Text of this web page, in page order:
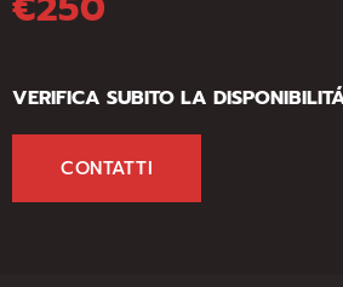
VERIFICA SUBITO LA
CONTATTI